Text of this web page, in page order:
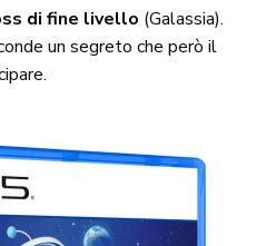
di fine livello (Galassia).
un segreto che però il